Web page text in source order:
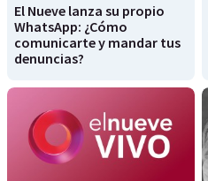
El Nueve lanza su propio
WhatsApp: ¿Cómo
comunicarte y mandar tus
denuncias?